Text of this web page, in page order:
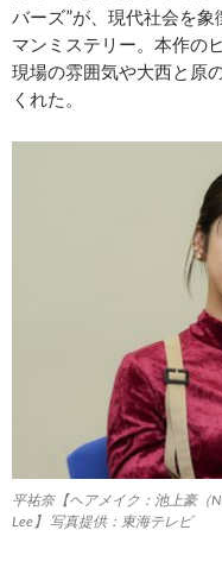
バーズ”が、現代社会を
マンミステリー。本作の
現場の雰囲気や大西と原
くれた。
平祐奈【ヘアメイク：池上豪（
Lee】 写真提供：東海テレビ